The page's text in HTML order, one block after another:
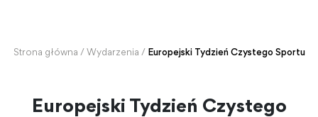
Strona główna / Wydarzenia / Europejski Tydzień Czystego Sportu
Europejski Tydzień Czystego